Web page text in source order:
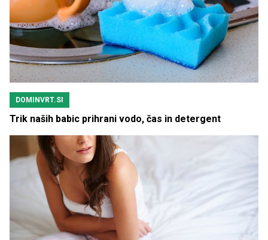
DOMINVRT.SI
Trik naših babic prihrani vodo, čas in detergent